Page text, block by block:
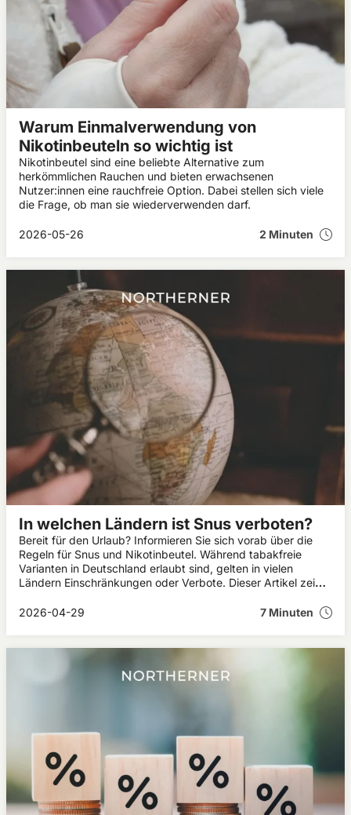
Warum Einmalverwendung von
Nikotinbeuteln so wichtig ist
Nikotinbeutel sind eine beliebte Alternative zum
herkömmlichen Rauchen und bieten erwachsenen
Nutzer:innen eine rauchfreie Option. Dabei stellen sich viele
die Frage, ob man sie wiederverwenden darf.
2026-05-26 2 Minuten
In welchen Ländern ist Snus verboten?
Bereit für den Urlaub? Informieren Sie sich vorab über die
Regeln für Snus und Nikotinbeutel. Während tabakfreie
Varianten in Deutschland erlaubt sind, gelten in vielen
Ländern Einschränkungen oder Verbote. Dieser Artikel zeigt,
2026-04-29
7 Minuten